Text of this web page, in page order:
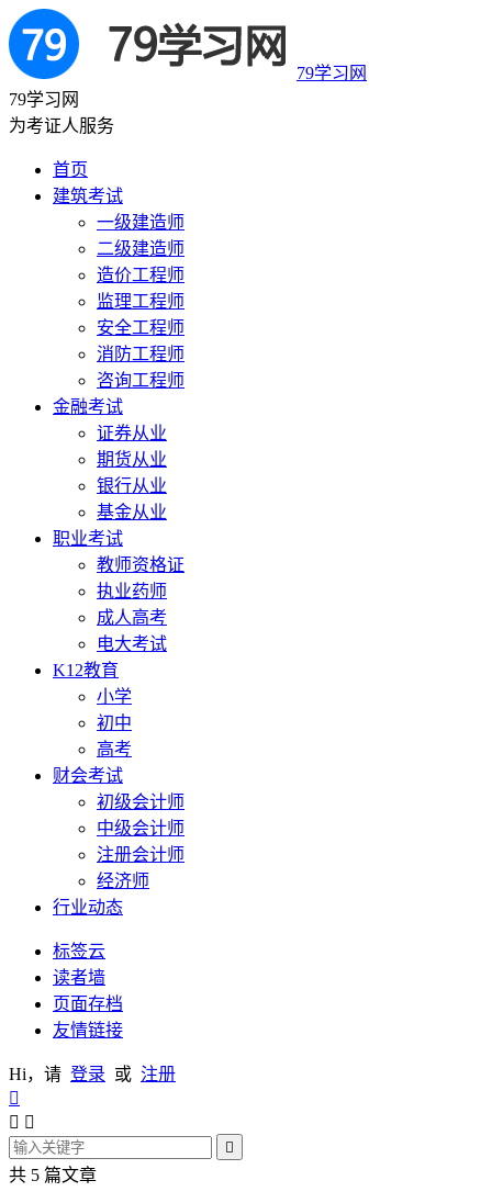
79学习网
79学习网
为考证人服务
首页
建筑考试
一级建造师
二级建造师
造价工程师
监理工程师
安全工程师
消防工程师
咨询工程师
金融考试
证券从业
期货从业
银行从业
基金从业
职业考试
教师资格证
执业药师
成人高考
电大考试
K12教育
小学
初中
高考
财会考试
初级会计师
中级会计师
注册会计师
经济师
行业动态
标签云
读者墙
页面存档
友情链接
Hi，请 登录 或 注册

 

共 5 篇文章